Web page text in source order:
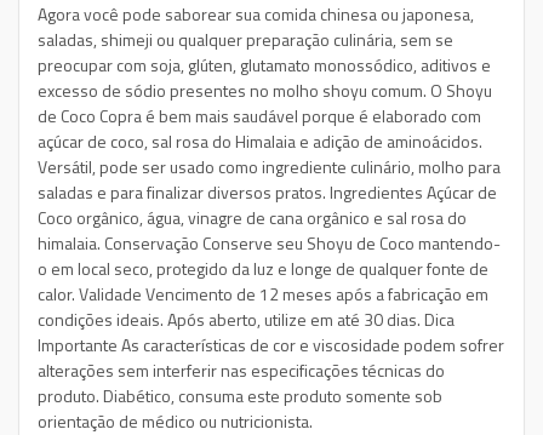
Agora você pode saborear sua comida chinesa ou japonesa,
saladas, shimeji ou qualquer preparação culinária, sem se
preocupar com soja, glúten, glutamato monossódico, aditivos e
excesso de sódio presentes no molho shoyu comum. O Shoyu
de Coco Copra é bem mais saudável porque é elaborado com
açúcar de coco, sal rosa do Himalaia e adição de aminoácidos.
Versátil, pode ser usado como ingrediente culinário, molho para
saladas e para finalizar diversos pratos. Ingredientes Açúcar de
Coco orgânico, água, vinagre de cana orgânico e sal rosa do
himalaia. Conservação Conserve seu Shoyu de Coco mantendo-
o em local seco, protegido da luz e longe de qualquer fonte de
calor. Validade Vencimento de 12 meses após a fabricação em
condições ideais. Após aberto, utilize em até 30 dias. Dica
Importante As características de cor e viscosidade podem sofrer
alterações sem interferir nas especificações técnicas do
produto. Diabético, consuma este produto somente sob
orientação de médico ou nutricionista.